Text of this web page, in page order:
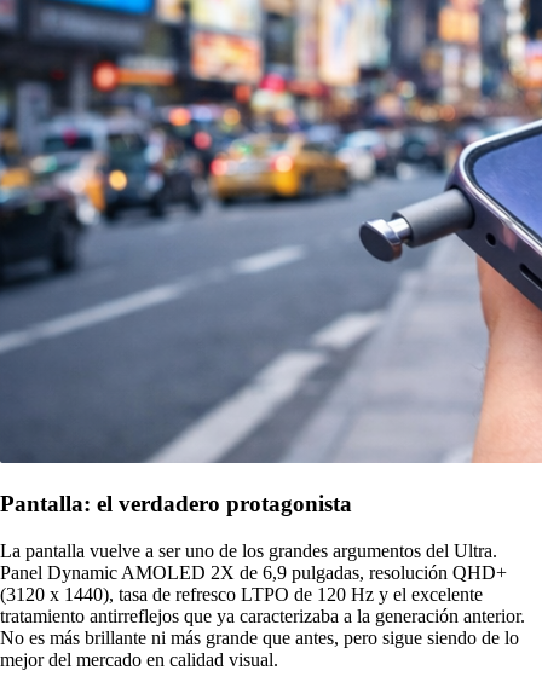
Pantalla: el verdadero protagonista
La pantalla vuelve a ser uno de los grandes argumentos del Ultra.
Panel Dynamic AMOLED 2X de 6,9 pulgadas, resolución QHD+
(3120 x 1440), tasa de refresco LTPO de 120 Hz y el excelente
tratamiento antirreflejos que ya caracterizaba a la generación anterior.
No es más brillante ni más grande que antes, pero sigue siendo de lo
mejor del mercado en calidad visual.